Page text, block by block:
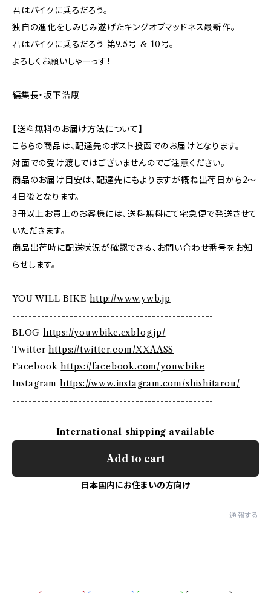
君はバイクに乗るだろう。
独自の進化をしみじみ遂げたキングオブマッドネス最新作。
君はバイクに乗るだろう 第9.5号 & 10号。
よろしくお願いしゃーっす！
編集長・坂下浩康
【送料無料のお届け方法について】
こちらの商品は、配達先のポスト投函でのお届けとなります。
対面での受け渡しではございませんのでご注意ください。
商品のお届け目安は、配達先にもよりますが概ね出荷日から2～
4日後となります。
3冊以上お買上のお客様には、送料無料にて宅急便で発送させて
いただきます。
商品出荷時に配送状況が確認できる、お問い合わせ番号をお知
らせします。
YOU WILL BIKEhttp://www.ywb.jp
-------------------------------------------------
BLOG https://youwbike.exblog.jp/
Twitterhttps://twitter.com/XXAASS
Facebookhttps://facebook.com/youwbike
Instagram https://www.instagram.com/shishitarou/
-------------------------------------------------
International shipping available
Add to cart
日本国内にお住まいの方向け
通報する